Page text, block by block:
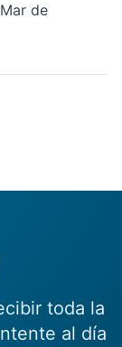
de
toda la
al día